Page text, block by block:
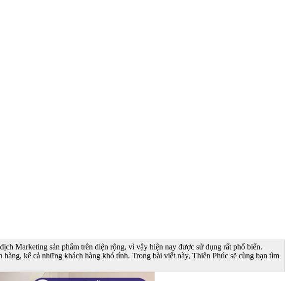
Marketing sản phẩm trên diện rộng, vì vậy hiện nay được sử dụng rất phổ biến.
kể cả những khách hàng khó tính. Trong bài viết này, Thiên Phúc sẽ cùng bạn tìm